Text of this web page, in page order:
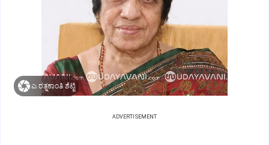
ಎ.ರತ್ನಕಾಂತಿ ಶೆಟ್ಟಿ
ADVERTISEMENT